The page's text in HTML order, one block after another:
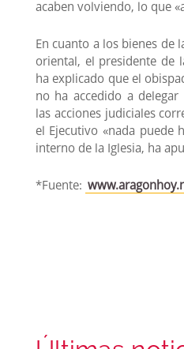
acaben volviendo, lo que
En cuanto a los bienes de
oriental, el presidente de
ha explicado que el
no ha accedido a
las acciones judiciales
el Ejecutivo «nada puede
interno de la Iglesia, ha
*Fuente: